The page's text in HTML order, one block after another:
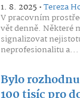
1. 8. 2025 •Tereza
V pracovním
vět denně. Některé
signalizovat
neprofesionalitu a...
Bylo